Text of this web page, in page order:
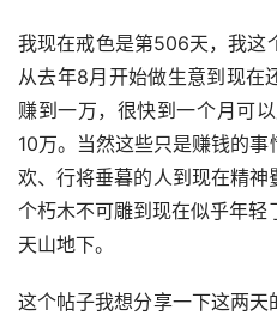
我现在戒色是第506天，我这
从去年8月开始做生意到现在
赚到一万，很快到一个月可
10万。当然这些只是赚钱的
欢、行将垂暮的人到现在精
个朽木不可雕到现在似乎年轻
天山地下。
这个帖子我想分享一下这两